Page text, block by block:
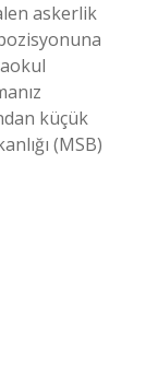
askerlik
küçük
(MSB)